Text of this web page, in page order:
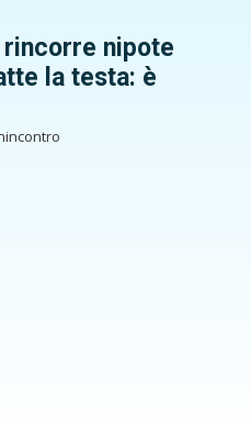
nipote
la testa: è